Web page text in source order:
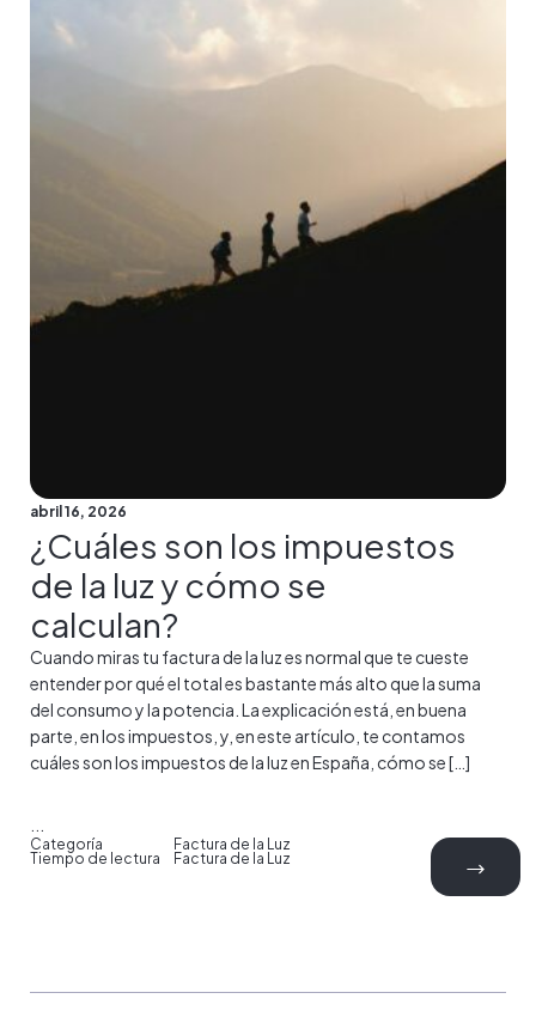
abril 16, 2026
¿Cuáles son los impuestos
de la luz y cómo se
calculan?
Cuando miras tu factura de la luz es normal que te cueste
entender por qué el total es bastante más alto que la suma
del consumo y la potencia. La explicación está, en buena
parte, en los impuestos, y, en este artículo, te contamos
cuáles son los impuestos de la luz en España, cómo se […]
Categoría
Factura de la Luz
Tiempo de lectura
Factura de la Luz